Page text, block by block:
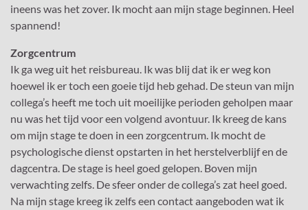
ineens was het zover. Ik mocht aan mijn stage beginnen. Heel
spannend!
Zorgcentrum
Ik ga weg uit het reisbureau. Ik was blij dat ik er weg kon
hoewel ik er toch een goeie tijd heb gehad. De steun van mijn
collega’s heeft me toch uit moeilijke perioden geholpen maar
nu was het tijd voor een volgend avontuur. Ik kreeg de kans
om mijn stage te doen in een zorgcentrum. Ik mocht de
psychologische dienst opstarten in het herstelverblijf en de
dagcentra. De stage is heel goed gelopen. Boven mijn
verwachting zelfs. De sfeer onder de collega’s zat heel goed.
Na mijn stage kreeg ik zelfs een contact aangeboden wat ik